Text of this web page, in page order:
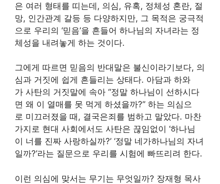
은 여러 형태를 띠는데, 의심, 유혹, 정체성 혼란, 절
망, 인간관계 갈등 등 다양하지만, 그 목적은 궁극적
으로 우리의 ‘믿음’을 흔들어 하나님의 자녀라는 정
체성을 내려놓게 하는 것이다.
그에게 따르면 믿음의 반대말은 불신이라기보다, 의
심과 거짓에 쉽게 흔들리는 상태다. 아담과 하와
가 사탄의 거짓말에 속아 “정말 하나님이 선하시다
면 왜 이 열매를 못 먹게 하셨을까?” 하는 의심으
로 미끄러졌을 때, 결국은죄를 범하고 말았다. 마찬
가지로 현대 사회에서도 사탄은 끊임없이 ‘하나님
이 너를 진짜 사랑하실까?’ ‘정말 네가하나님의 자녀
일까?’라는 질문으로 우리를 시험에 빠뜨리려 한다.
이런 의심에 맞서는 무기는 무엇일까? 장재형 목사